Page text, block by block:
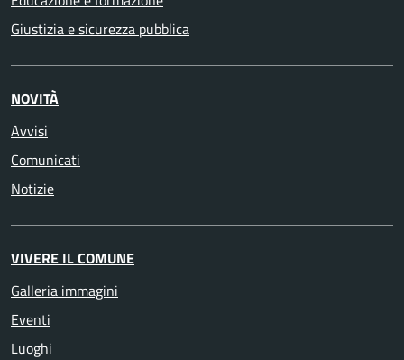
Giustizia e sicurezza pubblica
NOVITÀ
Avvisi
Comunicati
Notizie
VIVERE IL COMUNE
Galleria immagini
Eventi
Luoghi